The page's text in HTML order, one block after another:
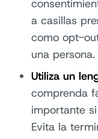
a casillas
como opt-
una persona.
Utiliza un
comprenda
importante
Evita la